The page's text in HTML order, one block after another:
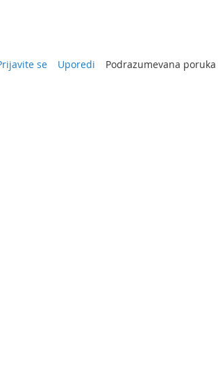
se Uporedi Podrazumevana